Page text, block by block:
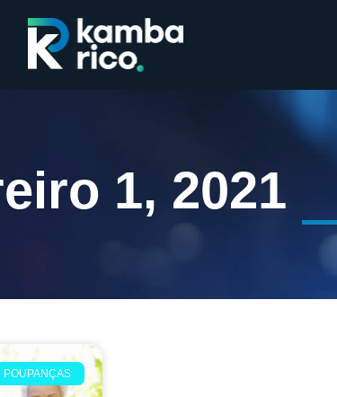
1, 2021
POUPANÇAS